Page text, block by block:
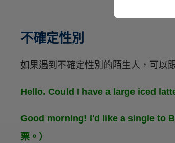
不確定性別
如果遇到不確定性別的陌生人，可以
Hello. Could I have a large iced
Good morning! I'd like a single to
票。）